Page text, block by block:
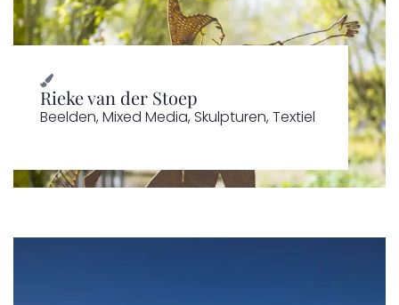
Rieke van der Stoep
Beelden, Mixed Media, Skulpturen, Textiel